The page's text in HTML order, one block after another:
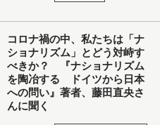
コロナ禍の中、私たちは「ナ
ショナリズム」とどう対峙す
べきか？ 『ナショナリズム
を陶冶する ドイツから日本
への問い』著者、藤田直央さ
んに聞く